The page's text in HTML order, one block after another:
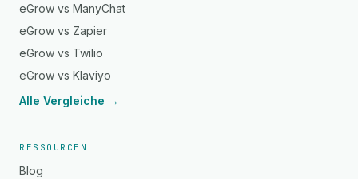
eGrow vs ManyChat
eGrow vs Zapier
eGrow vs Twilio
eGrow vs Klaviyo
Alle Vergleiche →
RESSOURCEN
Blog